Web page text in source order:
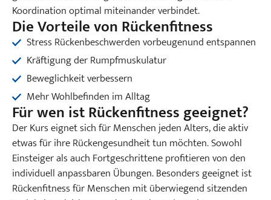
Koordination optimal miteinander verbindet.
Die Vorteile von Rückenfitness
Stress Rückenbeschwerden vorbeugenund entspannen
Kräftigung der Rumpfmuskulatur
Beweglichkeit verbessern
Mehr Wohlbefinden im Alltag
Für wen ist Rückenfitness geeignet?
Der Kurs eignet sich für Menschen jeden Alters, die aktiv
etwas für ihre Rückengesundheit tun möchten. Sowohl
Einsteiger als auch Fortgeschrittene profitieren von den
individuell anpassbaren Übungen. Besonders geeignet ist
Rückenfitness für Menschen mit überwiegend sitzenden